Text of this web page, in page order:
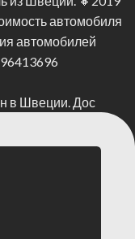
в Швеции. Дос